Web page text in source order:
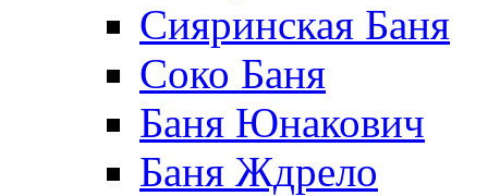
Сияринская Баня
Соко Баня
Баня Юнакович
Баня Ждрело